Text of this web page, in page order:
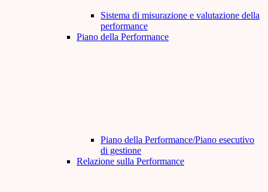
Sistema di misurazione e valutazione della
performance
Piano della Performance
Piano della Performance/Piano esecutivo
di gestione
Relazione sulla Performance